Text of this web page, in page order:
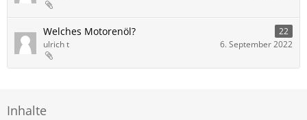
Welches Motorenöl?
22
ulrich t
6. September 2022
Inhalte